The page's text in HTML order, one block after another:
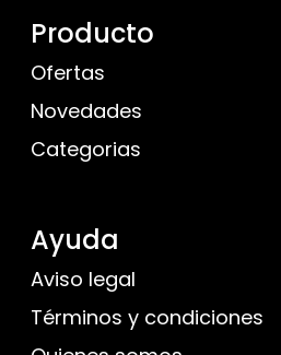
Producto
Ofertas
Novedades
Categorias
Ayuda
Aviso legal
Términos y condiciones